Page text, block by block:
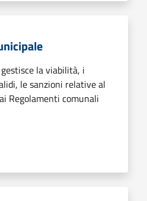
la viabilità, i
le sanzioni relative al
Regolamenti comunali